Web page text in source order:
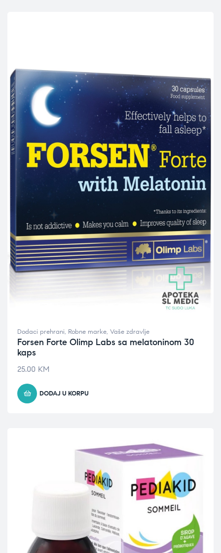
Dodaci prehrani, Robne marke, Vaše zdravlje
Forsen Forte Olimp Labs sa melatoninom 30
kaps
25.00 KM
DODAJ U KORPU